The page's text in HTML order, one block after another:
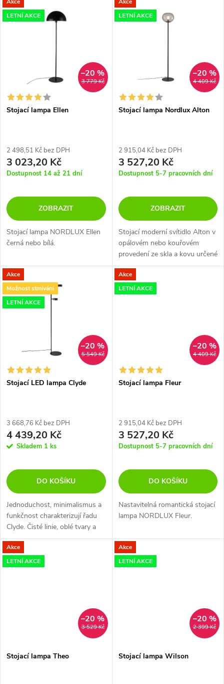
z
í
p
r
o
d
u
k
t
ů
Nejdražší
ý
s
r
o
d
u
t
ů
LETNÍ AKCE
3 779 Kč
–20 %
Stojací lampa Ellen
2 498,51 Kč bez DPH
3 023,20 Kč
Dostupnost 14 až 21 dní
ZOBRAZIT
Stojací lampa NORDLUX Ellen
černá nebo bílá.
LETNÍ AKCE
4 409 Kč
–20 %
Stojací lampa Nordlux Alton
2 915,04 Kč bez DPH
3 527,20 Kč
Dostupnost 5-7 pracovních dní
ZOBRAZIT
Stojací moderní svítidlo Alton v
opálovém nebo kouřovém
provedení ze skla a kovu určené
pro žárovku s paticí E27 25W.
Vhodné do obývacího pokoje či
ložnice.
Akce
Možnost stmívání
LETNÍ AKCE
5 549 Kč
–20 %
Stojací LED lampa Clyde
3 668,76 Kč bez DPH
4 439,20 Kč
Skladem 1 ks
DO KOŠÍKU
Jednoduchost, minimalismus a
funkčnost charakterizují řadu
Clyde. Čisté linie, oblé tvary a
matný černý kov přispívají k
elegantnímu výrazu s asociací
se stylovým severským...
Akce
LETNÍ AKCE
4 409 Kč
–20 %
Stojací lampa Fleur
2 915,04 Kč bez DPH
3 527,20 Kč
Dostupnost 5-7 pracovních dní
DO KOŠÍKU
Nastavitelná romantická stojací
lampa NORDLUX Fleur.
Akce
LETNÍ AKCE
3 529 Kč
–20 %
Stojací lampa Theo
Akce
LETNÍ AKCE
2 399 Kč
–20 %
Stojací lampa Wilson